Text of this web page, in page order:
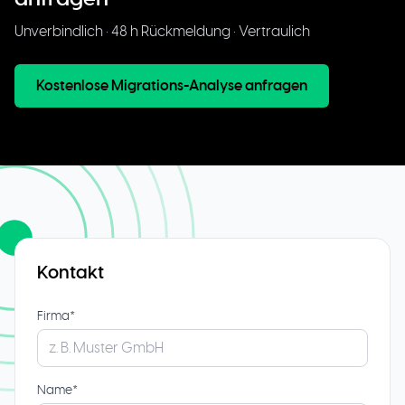
Unverbindlich • 48 h Rückmeldung • Vertraulich
Kostenlose Migrations-Analyse anfragen
Kontakt
Firma*
Name*